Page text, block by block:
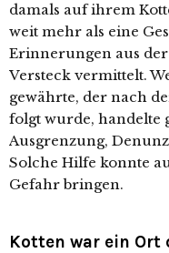
damals auf ihrem
weit mehr als eine
Erinnerungen aus
Versteck ver­mit­telt.
gewähr­te, der nach
folgt wur­de, han­del­te
Ausgrenzung,
Solche Hilfe konn­te
Gefahr bringen.
Kotten war ein Ort